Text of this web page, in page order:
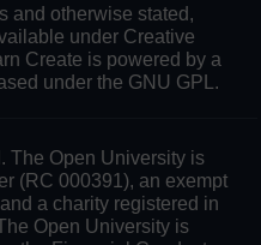
and otherwise stated,
under Creative
Create is powered by a
under the GNU GPL.
The Open University is
(RC 000391), an exempt
a charity registered in
Open University is